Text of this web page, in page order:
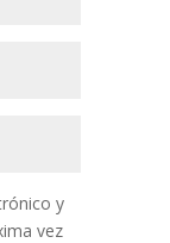
y
vez